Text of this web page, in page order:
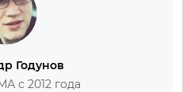
Годунов
с 2012 года